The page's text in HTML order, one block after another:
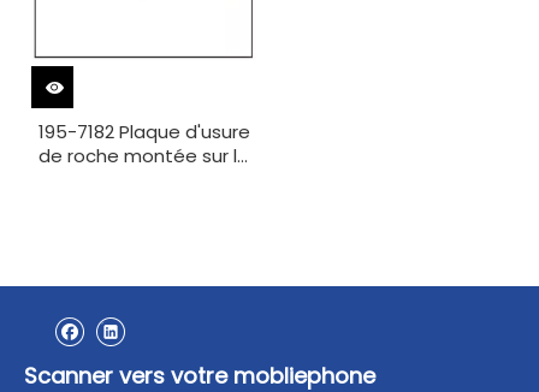
195-7182 Plaque d'usure
de roche montée sur le
Scanner vers votre mobliephone